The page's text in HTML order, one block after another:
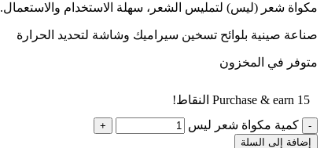
مكواة شعر (ليس) لتمليس الشعر، سهلة الاستخدام والاستعمال.
صناعة صينية بلوائح تسخين سيراميك وشاشة لتحديد الحرارة
متوفر في المخزون
Purchase & earn 15 النقاط!
كمية مكواة شعر ليس
إضافة إلى السلة